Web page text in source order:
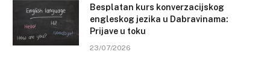
Besplatan kurs konverzacijskog
engleskog jezika u Dabravinama:
Prijave u toku
23/07/2026